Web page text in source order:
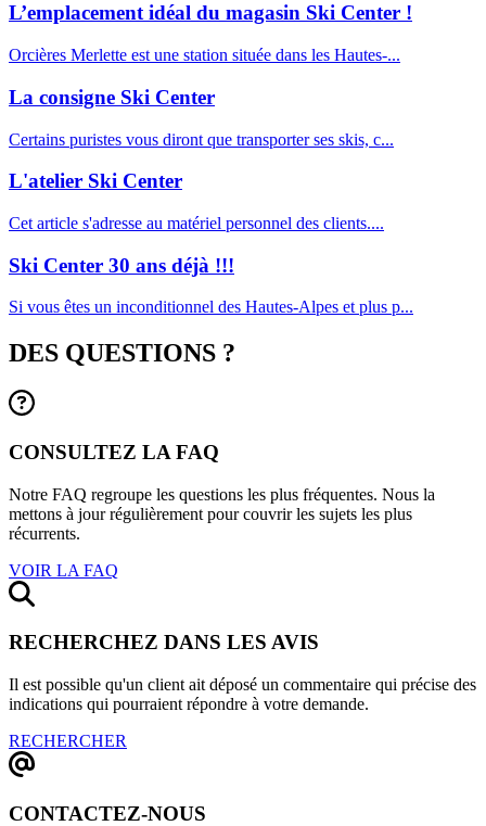
L’emplacement idéal du magasin Ski Center !
Orcières Merlette est une station située dans les Hautes-...
La consigne Ski Center
Certains puristes vous diront que transporter ses skis, c...
L'atelier Ski Center
Cet article s'adresse au matériel personnel des clients....
Ski Center 30 ans déjà !!!
Si vous êtes un inconditionnel des Hautes-Alpes et plus p...
DES QUESTIONS ?
CONSULTEZ LA FAQ
Notre FAQ regroupe les questions les plus fréquentes. Nous la
mettons à jour régulièrement pour couvrir les sujets les plus
récurrents.
VOIR LA FAQ
RECHERCHEZ DANS LES AVIS
Il est possible qu'un client ait déposé un commentaire qui précise des
indications qui pourraient répondre à votre demande.
RECHERCHER
CONTACTEZ-NOUS